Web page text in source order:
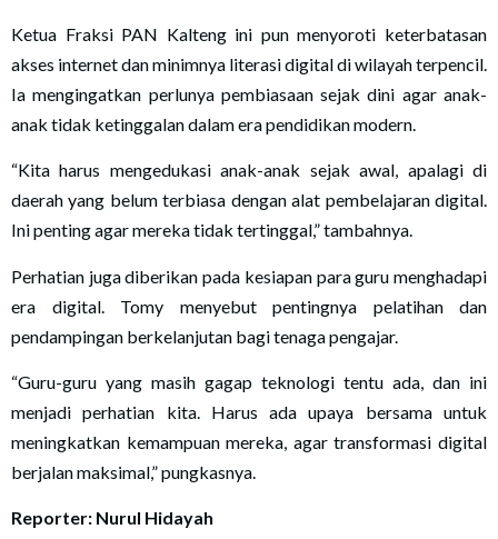
Ketua Fraksi PAN Kalteng ini pun menyoroti keterbatasan
akses internet dan minimnya literasi digital di wilayah terpencil.
Ia mengingatkan perlunya pembiasaan sejak dini agar anak-
anak tidak ketinggalan dalam era pendidikan modern.
“Kita harus mengedukasi anak-anak sejak awal, apalagi di
daerah yang belum terbiasa dengan alat pembelajaran digital.
Ini penting agar mereka tidak tertinggal,” tambahnya.
Perhatian juga diberikan pada kesiapan para guru menghadapi
era digital. Tomy menyebut pentingnya pelatihan dan
pendampingan berkelanjutan bagi tenaga pengajar.
“Guru-guru yang masih gagap teknologi tentu ada, dan ini
menjadi perhatian kita. Harus ada upaya bersama untuk
meningkatkan kemampuan mereka, agar transformasi digital
berjalan maksimal,” pungkasnya.
Reporter: Nurul Hidayah